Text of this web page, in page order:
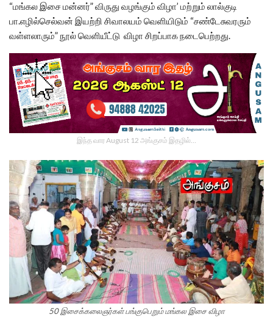
“மங்கல இசை மன்னர்” விருது வழங்கும் விழா’ மற்றும் லால்குடி
பா.எழில்செல்வன் இயற்றி சிவாலயம் வெளியிடும் “சண்டேசுவரரும்
வள்ளலாரும்” நூல் வெளியீட்டு விழா சிறப்பாக நடைபெற்றது.
இந்த வார August 12 அங்குசம் இதழில்…
50 இசைக்கலைஞர்கள் பங்குபெறும் மங்கல இசை விழா